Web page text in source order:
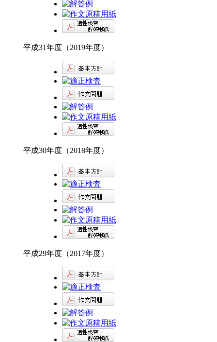
平成31年度（2019年度）
平成30年度（2018年度）
平成29年度（2017年度）